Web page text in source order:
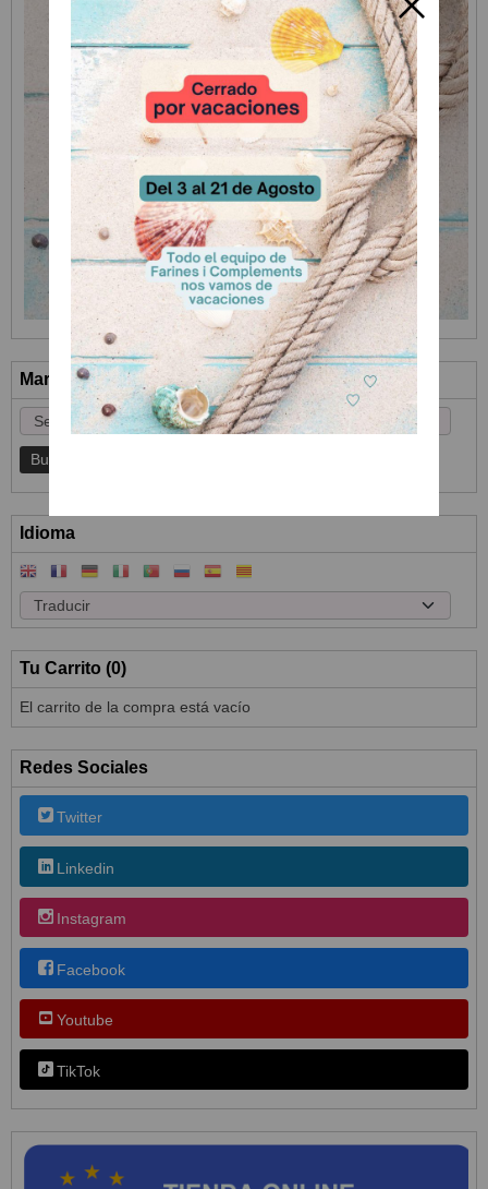
Marcas
Idioma
Tu Carrito (0)
El carrito de la compra está vacío
Redes Sociales
Twitter
Linkedin
Instagram
Facebook
Youtube
TikTok